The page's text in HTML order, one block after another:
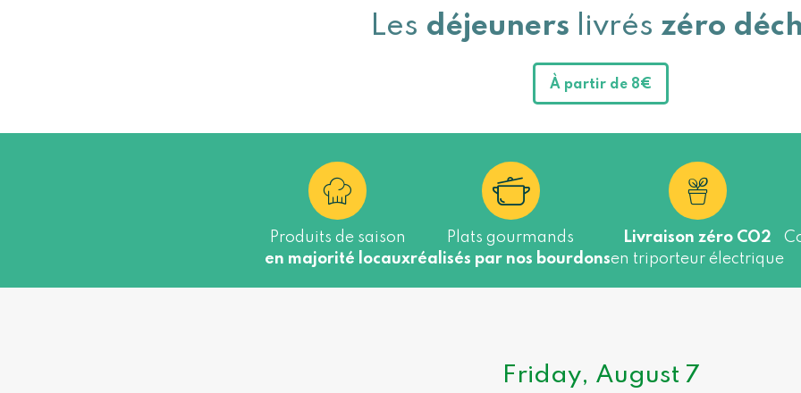
Les déjeuners livrés zéro
À partir de 8€
Produits de saison
en majorité locaux
Plats gourmands
réalisés par nos bourdons
Livraison zéro CO2
en triporteur électrique
Friday, August 7